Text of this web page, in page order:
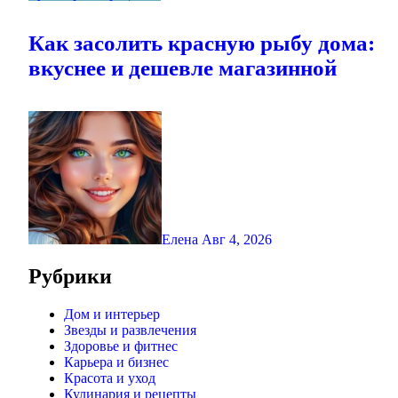
Как засолить красную рыбу дома:
вкуснее и дешевле магазинной
Елена Авг 4, 2026
Рубрики
Дом и интерьер
Звезды и развлечения
Здоровье и фитнес
Карьера и бизнес
Красота и уход
Кулинария и рецепты